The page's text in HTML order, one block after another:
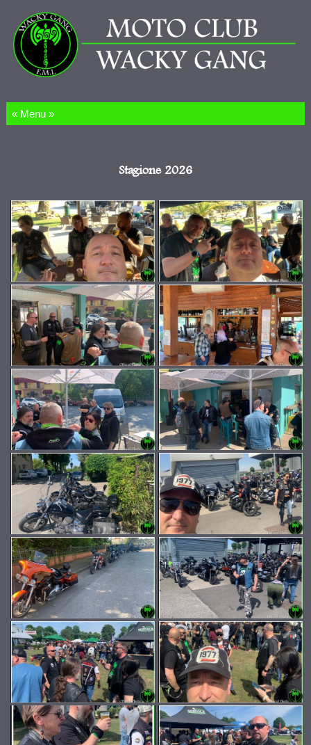
Salta al contenuto
Stagione 2026